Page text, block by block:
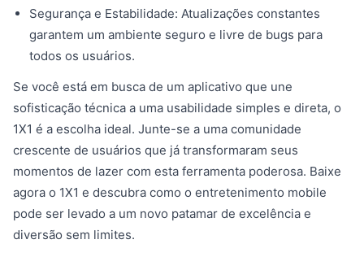
Segurança e Estabilidade: Atualizações constantes
garantem um ambiente seguro e livre de bugs para
todos os usuários.
Se você está em busca de um aplicativo que une
sofisticação técnica a uma usabilidade simples e direta, o
1X1 é a escolha ideal. Junte-se a uma comunidade
crescente de usuários que já transformaram seus
momentos de lazer com esta ferramenta poderosa. Baixe
agora o 1X1 e descubra como o entretenimento mobile
pode ser levado a um novo patamar de excelência e
diversão sem limites.